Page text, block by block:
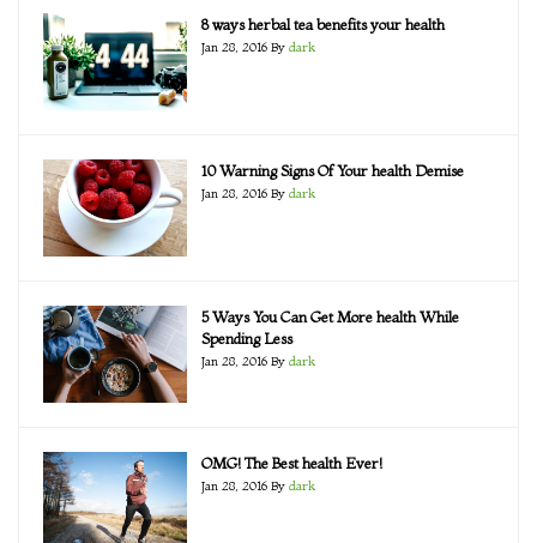
8 ways herbal tea benefits your health
Jan 28, 2016 By dark
10 Warning Signs Of Your health Demise
Jan 28, 2016 By dark
5 Ways You Can Get More health While
Spending Less
Jan 28, 2016 By dark
OMG! The Best health Ever!
Jan 28, 2016 By dark